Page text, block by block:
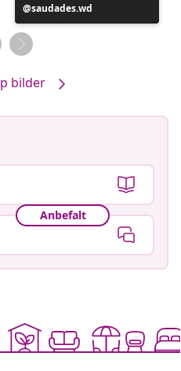
Innlegg
publisert
av
saudades.wd
bilder
Anbefalt